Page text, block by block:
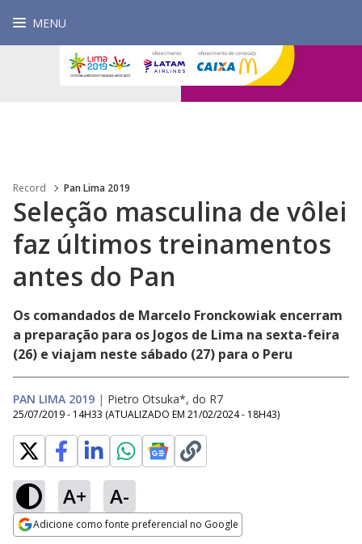
MENU
Record Pan Lima 2019
Seleção masculina de vôlei
faz últimos treinamentos
antes do Pan
Os comandados de Marcelo Fronckowiak encerram
a preparação para os Jogos de Lima na sexta-feira
(26) e viajam neste sábado (27) para o Peru
PAN LIMA 2019 | Pietro Otsuka*, do R7
25/07/2019 - 14H33 (ATUALIZADO EM 21/02/2024 - 18H43)
A+ A-
Adicione como fonte preferencial no Google